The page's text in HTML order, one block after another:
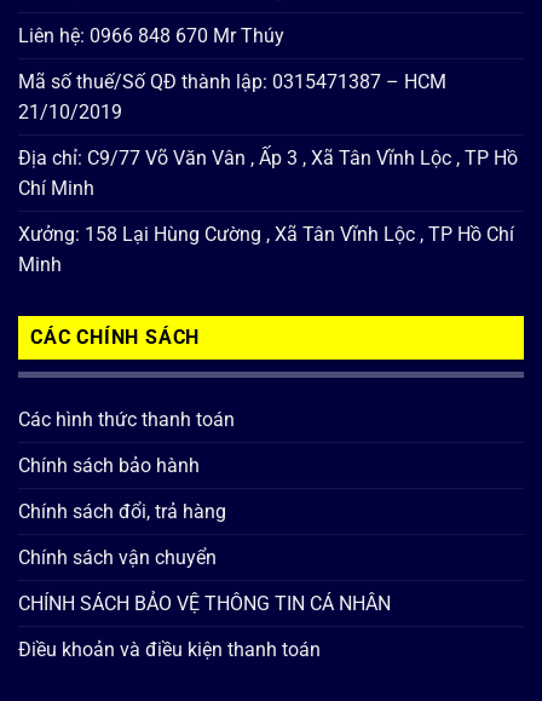
Liên hệ: 0966 848 670 Mr Thúy
Mã số thuế/Số QĐ thành lập: 0315471387 – HCM
21/10/2019
Địa chỉ: C9/77 Võ Văn Vân , Ấp 3 , Xã Tân Vĩnh Lộc , TP Hồ
Chí Minh
Xưởng: 158 Lại Hùng Cường , Xã Tân Vĩnh Lộc , TP Hồ Chí
Minh
CÁC CHÍNH SÁCH
Các hình thức thanh toán
Chính sách bảo hành
Chính sách đổi, trả hàng
Chính sách vận chuyển
CHÍNH SÁCH BẢO VỆ THÔNG TIN CÁ NHÂN
Điều khoản và điều kiện thanh toán